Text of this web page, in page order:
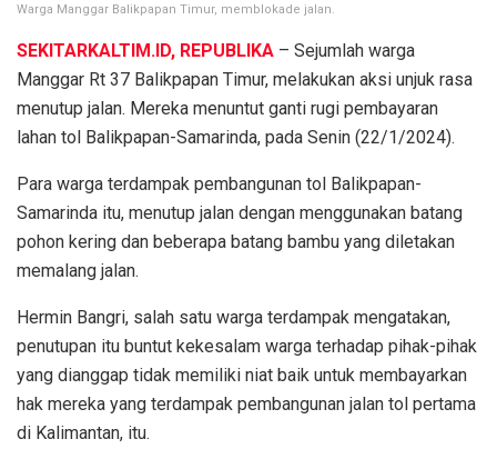
Warga Manggar Balikpapan Timur, memblokade jalan.
SEKITARKALTIM.ID, REPUBLIKA – Sejumlah warga
Manggar Rt 37 Balikpapan Timur, melakukan aksi unjuk rasa
menutup jalan. Mereka menuntut ganti rugi pembayaran
lahan tol Balikpapan-Samarinda, pada Senin (22/1/2024).
Para warga terdampak pembangunan tol Balikpapan-
Samarinda itu, menutup jalan dengan menggunakan batang
pohon kering dan beberapa batang bambu yang diletakan
memalang jalan.
Hermin Bangri, salah satu warga terdampak mengatakan,
penutupan itu buntut kekesalam warga terhadap pihak-pihak
yang dianggap tidak memiliki niat baik untuk membayarkan
hak mereka yang terdampak pembangunan jalan tol pertama
di Kalimantan, itu.